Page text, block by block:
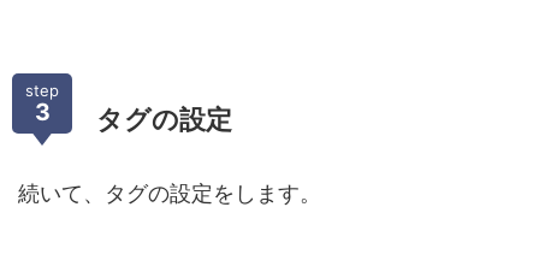
step
3 タグの設定
続いて、タグの設定をします。